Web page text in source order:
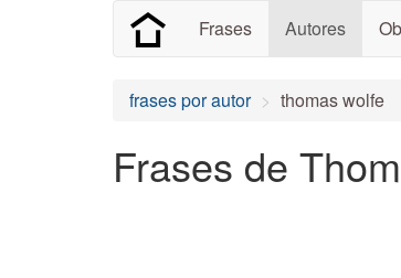
Frases Autores
frases por autor thomas wolfe
Frases de